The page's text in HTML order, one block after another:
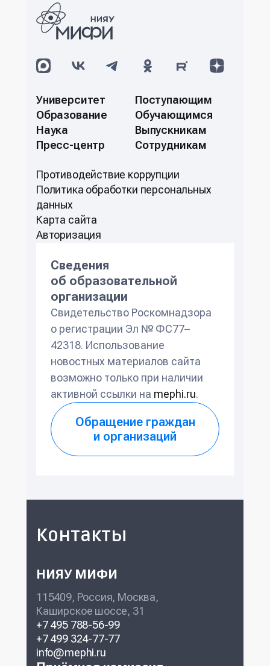
Университет
Образование
Наука
Пресс-центр
Поступающим
Обучающимся
Выпускникам
Сотрудникам
Противодействие коррупции
Политикa обработки персональных
данных
Карта сайта
Авторизация
Сведения
об образовательной
организации
Свидетельство Роскомнадзора
о регистрации Эл № ФС77–
42318. Использование
новостных материалов сайта
возможно только при наличии
активной ссылки на mephi.ru.
Обращение граждан
и организаций
Контакты
НИЯУ МИФИ
115409, Россия, Москва,
Каширское шоссе, 31
+7 495 788-56-99
+7 499 324-77-77
info@mephi.ru